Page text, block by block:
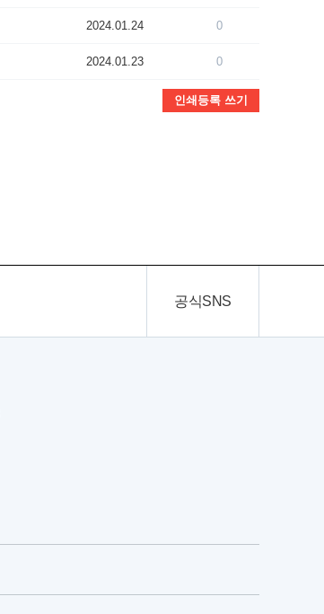
2024.01.24 0
2024.01.23 0
공식SNS